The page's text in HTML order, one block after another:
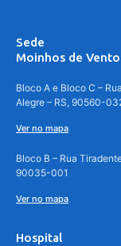
Sede
Moinhos de Vento
Bloco A e Bloco C –
Alegre – RS, 90560-
Ver no mapa
Bloco B – Rua
90035-001
Ver no mapa
Hospital